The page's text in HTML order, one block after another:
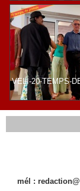
VELI-20-TEMPS-
mél :